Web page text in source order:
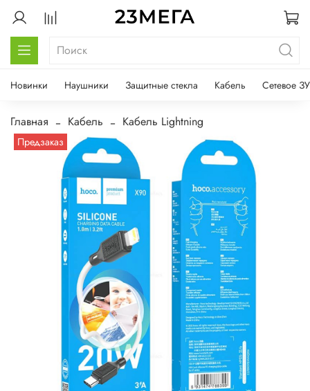
Новинки Наушники Защитные стекла Кабель Сетевое ЗУ
Главная Кабель Кабель Lightning
Предзаказ